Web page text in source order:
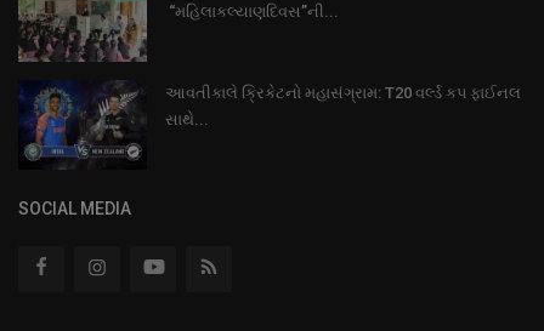
“મહિલાકલ્યાણદિવસ”ની...
આવતીકાલે ક્રિકેટનો મહાસંગ્રામ: T20 વર્લ્ડ કપ ફાઈનલ
સાથે...
SOCIAL MEDIA